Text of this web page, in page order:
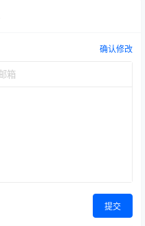
确认修改
提交